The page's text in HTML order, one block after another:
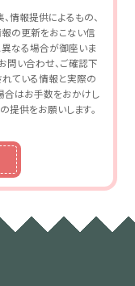
情報提供によるもの、
の更新をおこない信
なる場合が御座いま
問い合わせ、ご確認下
れている情報と実際の
合はお手数をおかけし
提供をお願いします。